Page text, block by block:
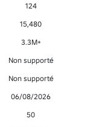
124
15,480
3.3M+
Non supporté
Non supporté
06/08/2026
50